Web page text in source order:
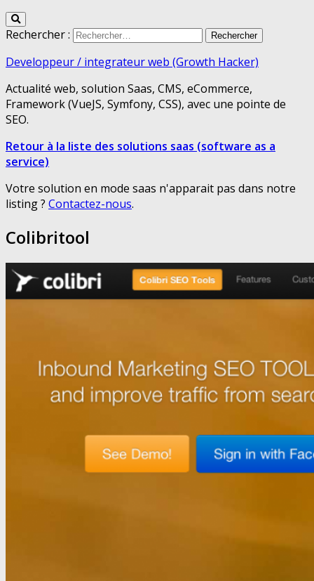
Rechercher :
Developpeur / integrateur web (Growth Hacker)
Actualité web, solution Saas, CMS, eCommerce,
Framework (VueJS, Symfony, CSS), avec une pointe de
SEO.
Retour à la liste des solutions saas (software as a
service)
Votre solution en mode saas n'apparait pas dans notre
listing ? Contactez-nous.
Colibritool